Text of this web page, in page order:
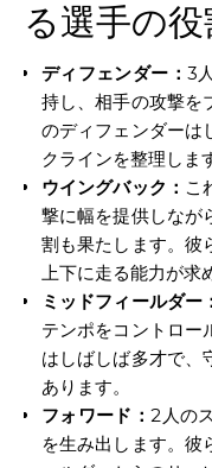
る選手の役
ディフェンダー： 3
持し、相手の攻撃を
のディフェンダーは
クラインを整理しま
ウイングバック： こ
撃に幅を提供しなが
割も果たします。彼
上下に走る能力が求
ミッドフィールダー
テンポをコントロー
はしばしば多才で、
あります。
フォワード：2人の
を生み出します。彼